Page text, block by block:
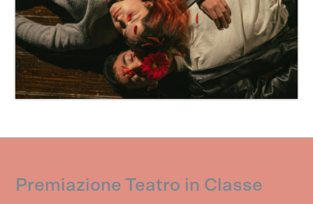
Premiazione Teatro in Classe